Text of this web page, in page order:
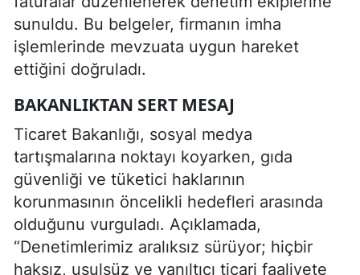
sunuldu. Bu belgeler, firmanın imha
işlemlerinde mevzuata uygun hareket
ettiğini doğruladı.
BAKANLIKTAN SERT MESAJ
Ticaret Bakanlığı, sosyal medya
tartışmalarına noktayı koyarken, gıda
güvenliği ve tüketici haklarının
korunmasının öncelikli hedefleri arasında
olduğunu vurguladı. Açıklamada,
“Denetimlerimiz aralıksız sürüyor; hiçbir
haksız, usulsüz ve yanıltıcı ticari faaliyete